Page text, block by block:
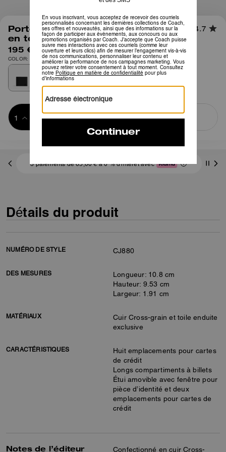
1/4
Portefeuille 3-en-1 avec intérieur
en toile Signature
4.7
195 €
COLOR: Noir
Ajouter au
BAG
ACHETER MAINTENANT
3 paiements de 65,00 € à 0 % d'intérêt avec
Détails du produit
NUMÉRO DE STYLE CJ880
DES MESURES
Longueur: 10.8 cm
Hauteur: 9.53 cm
Largeur: 1.91 cm
MATÉRIAUX
Cuir Cross-grain et toile enduite
exclusive
CARACTÉRISTIQUES
Huit emplacements pour cartes
de crédit
Longs compartiments à billets
Étui amovible avec fenêtre pour
pièce d’identité et deux
emplacements pour cartes de
crédit
Notes de l’éditeur
Confectionné en cuir Cross-